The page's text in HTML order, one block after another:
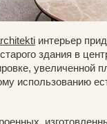
интерьер
здания в
увеличенной
использованию